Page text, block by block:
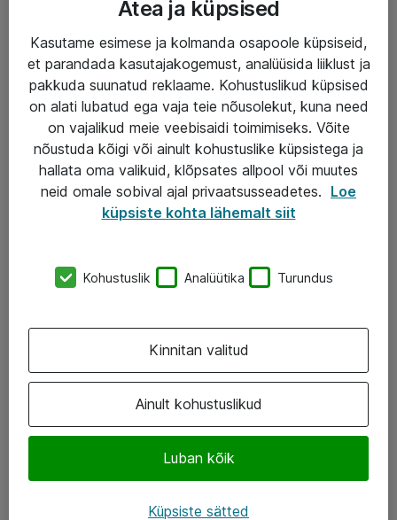
Haldusteenused
Garantii
Turva- ja nõrkvoolulahendused
AS ATEA
+372 659 3591
Järvevana tee 7b, 10112 Tallinn
Facebook
Atea ja küpsised
Kasutame esimese ja kolmanda osapoole küpsiseid,
et parandada kasutajakogemust, analüüsida liiklust ja
pakkuda suunatud reklaame. Kohustuslikud küpsised
on alati lubatud ega vaja teie nõusolekut, kuna need
on vajalikud meie veebisaidi toimimiseks. Võite
nõustuda kõigi või ainult kohustuslike küpsistega ja
hallata oma valikuid, klõpsates allpool või muutes
neid omale sobival ajal privaatsusseadetes. Loe
küpsiste kohta lähemalt siit
Kohustuslik Analüütika Turundus
Ainult kohustuslikud
Luban kõik
Kinnitan valitud
Küpsiste sätted